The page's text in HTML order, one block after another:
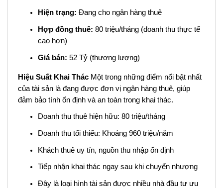
Hiện trạng: Đang cho ngân hàng thuê
Hợp đồng thuê: 80 triệu/tháng (doanh thu thực tế
cao hơn)
Giá bán: 52 Tỷ (thương lượng)
Hiệu Suất Khai Thác Một trong những điểm nổi bật nhất
của tài sản là đang được đơn vị ngân hàng thuê, giúp
đảm bảo tính ổn định và an toàn trong khai thác.
Doanh thu thuê hiện hữu: 80 triệu/tháng
Doanh thu tối thiểu: Khoảng 960 triệu/năm
Khách thuê uy tín, nguồn thu nhập ổn định
Tiếp nhận khai thác ngay sau khi chuyển nhượng
Đây là loại hình tài sản được nhiều nhà đầu tư ưu